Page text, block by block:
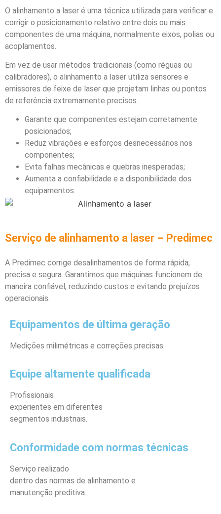
O alinhamento a laser é uma técnica utilizada para verificar e
corrigir o posicionamento relativo entre dois ou mais
componentes de uma máquina, normalmente eixos, polias ou
acoplamentos.
Em vez de usar métodos tradicionais (como réguas ou
calibradores), o alinhamento a laser utiliza sensores e
emissores de feixe de laser que projetam linhas ou pontos
de referência extremamente precisos.
Garante que componentes estejam corretamente
posicionados;
Reduz vibrações e esforços desnecessários nos
componentes;
Evita falhas mecânicas e quebras inesperadas;
Aumenta a confiabilidade e a disponibilidade dos
equipamentos.
Serviço de alinhamento a laser – Predimec
A Predimec corrige desalinhamentos de forma rápida,
precisa e segura. Garantimos que máquinas funcionem de
maneira confiável, reduzindo custos e evitando prejuízos
operacionais.
Equipamentos de última geração
Medições milimétricas e correções precisas.
Equipe altamente qualificada
Profissionais
experientes em diferentes
segmentos industriais.
Conformidade com normas técnicas
Serviço realizado
dentro das normas de alinhamento e
manutenção preditiva.